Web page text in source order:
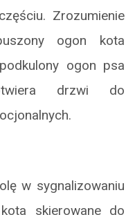
Zrozumienie
ogon kota
ogon psa
drzwi do
w sygnalizowaniu
skierowane do